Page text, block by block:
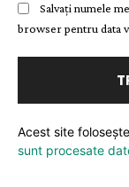
Salvați numele
browser pentru data
Acest site
sunt procesate